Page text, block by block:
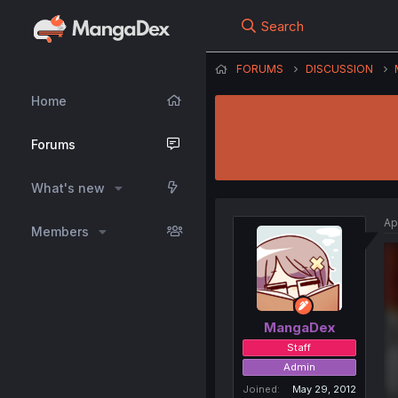
Home
Forums
What's new
Members
Search
FORUMS DISCUSSION
MangaDex
Staff
Admin
Joined
May 29, 2012